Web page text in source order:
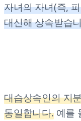
자녀의 자녀(즉,
대신해 상속받습
대습상속인의 지
동일합니다.예를